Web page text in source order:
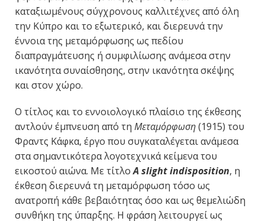
καταξιωμένους σύγχρονους καλλιτέχνες από όλη
την Κύπρο και το εξωτερικό, και διερευνά την
έννοια της μεταμόρφωσης ως πεδίου
διαπραγμάτευσης ή συμφιλίωσης ανάμεσα στην
ικανότητα συναίσθησης, στην ικανότητα σκέψης
και στον χώρο.
Ο τίτλος και το εννοιολογικό πλαίσιο της έκθεσης
αντλούν έμπνευση από τη Μεταμόρφωση(1915) του
Φραντς Κάφκα, έργο που συγκαταλέγεται ανάμεσα
στα σημαντικότερα λογοτεχνικά κείμενα του
εικοστού αιώνα. Με τίτλοA slight indisposition, η
έκθεση διερευνά τη μεταμόρφωση τόσο ως
ανατροπή κάθε βεβαιότητας όσο και ως θεμελιώδη
συνθήκη της ύπαρξης. Η φράση λειτουργεί ως